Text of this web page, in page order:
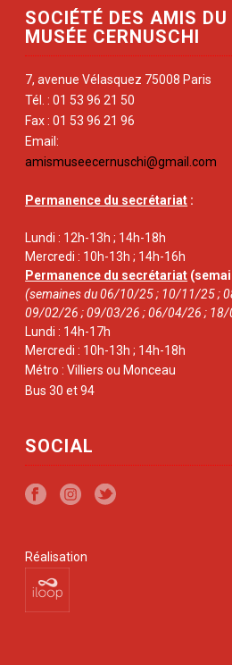
SOCIÉTÉ DES AMIS DU
MUSÉE CERNUSCHI
7, avenue Vélasquez 75008 Paris
Tél. : 01 53 96 21 50
Fax : 01 53 96 21 96
Email:
amismuseecernuschi@gmail.com
Permanence du secrétariat :
Lundi : 12h-13h ; 14h-18h
Mercredi : 10h-13h ; 14h-16h
Permanence du secrétariat
(semaines du 06/10/25 ; 10/11/25 ;
09/02/26 ; 09/03/26 ; 06/04/26 ;
Lundi : 14h-17h
Mercredi : 10h-13h ; 14h-18h
Métro : Villiers ou Monceau
Bus 30 et 94
SOCIAL
Réalisation